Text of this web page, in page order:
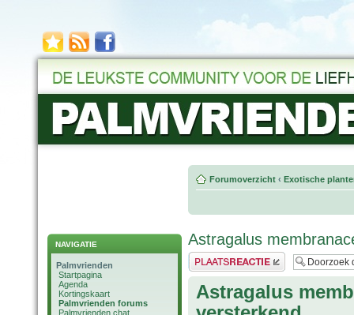
NAVIGATIE
Palmvrienden
Startpagina
Agenda
Kortingskaart
Palmvrienden forums
Palmvrienden chat
Forumoverzicht ‹ Exotische
Astragalus
Plaats een reactie
Astragalus